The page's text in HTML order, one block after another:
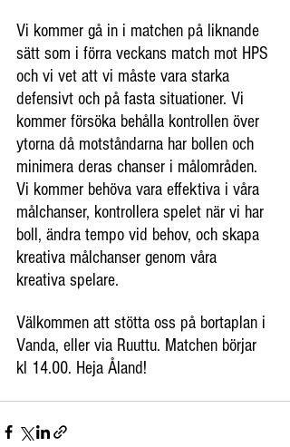
Vi kommer gå in i matchen på liknande
sätt som i förra veckans match mot HPS
och vi vet att vi måste vara starka
defensivt och på fasta situationer. Vi
kommer försöka behålla kontrollen över
ytorna då motståndarna har bollen och
minimera deras chanser i målområden.
Vi kommer behöva vara effektiva i våra
målchanser, kontrollera spelet när vi har
boll, ändra tempo vid behov, och skapa
kreativa målchanser genom våra
kreativa spelare.
Välkommen att stötta oss på bortaplan i
Vanda, eller via Ruuttu. Matchen börjar
kl 14.00. Heja Åland!